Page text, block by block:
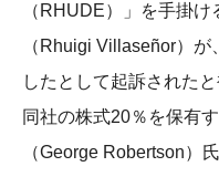
（RHUDE）」を手掛
（Rhuigi Villaseñor）
したとして起訴された
同社の株式20％を保有
（George Robertson）